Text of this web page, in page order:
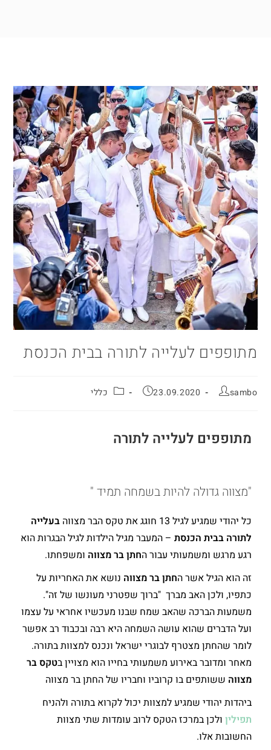
מתופפים לעלייה לתורה בבית הכנסת
sambo
23.09.2020 כללי
מתופפים לעלייה לתורה
"מצווה גדולה להיות בשמחה תמיד "
כל יהודי שמגיע לגיל 13 חוגג את טקס הבר מצווה
בעלייה
לתורה בבית הכנסת – המעבר מגיל הילדות לגיל הבגרות הוא
רגע מרגש ומשמעותי עבור החתן בר מצווה ומשפחתו.
זה הוא הגיל אשר החתן בר מצווה נושא את האחריות על
כתפיו, ולכן האב מברך "ברוך שפטרני מעונשו של זה".
משמעות הברכה שהאב שמח שבנו מעכשיו אחראי על עצמו
ועל הדברים שהוא עושה השמחה היא רבה ובכבוד רב אפשר
לומר שהחתן מצטרף לבוגרי ישראל ונכנס למצוות בתורה.
מאחר ומדובר באירוע משמעותי בחייו הוא מצויין בטקס בר
מצווה ששותפים בו קרוביו וחבריו של החתן בר מצווה
ביהדות יהודי שמגיע למצוות יכול לקרוא בתורה ולהניח
תפילין ולכן במרכז הטקס לרוב עומדות שתי מצוות
החשובות אלו.